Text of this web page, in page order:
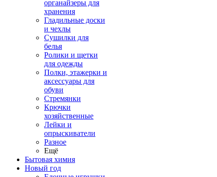
органайзеры для
хранения
Гладильные доски
и чехлы
Сушилки для
белья
Ролики и щетки
для одежды
Полки, этажерки и
аксессуары для
обуви
Стремянки
Крючки
хозяйственные
Лейки и
опрыскиватели
Разное
Ещё
Бытовая химия
Новый год